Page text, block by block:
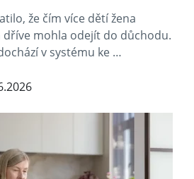
že čím více dětí žena
dříve mohla odejít do důchodu.
v systému ke …